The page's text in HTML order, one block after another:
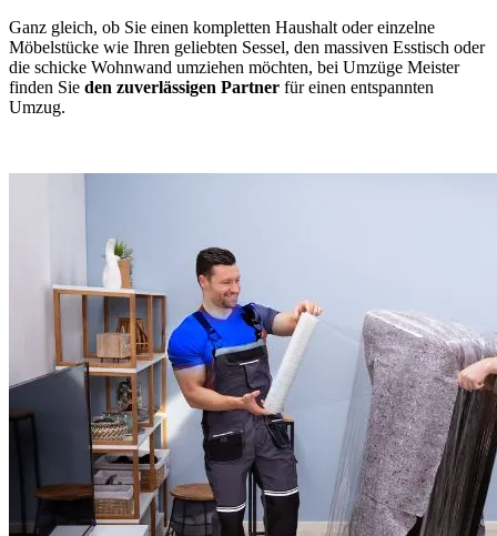
Ganz gleich, ob Sie einen kompletten Haushalt oder einzelne
Möbelstücke wie Ihren geliebten Sessel, den massiven Esstisch oder
die schicke Wohnwand umziehen möchten, bei Umzüge Meister
finden Sie den zuverlässigen Partner für einen entspannten
Umzug.